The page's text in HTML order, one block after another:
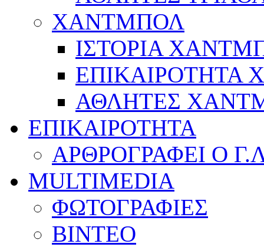
ΧΑΝΤΜΠΟΛ
ΙΣΤΟΡΙΑ
ΕΠΙΚΑΙΡΟΤΗΤΑ
ΑΘΛΗΤΕΣ
ΕΠΙΚΑΙΡΟΤΗΤΑ
ΑΡΘΡΟΓΡΑΦΕΙ Ο
MULTIMEDIA
ΦΩΤΟΓΡΑΦΙΕΣ
ΒΙΝΤΕΟ